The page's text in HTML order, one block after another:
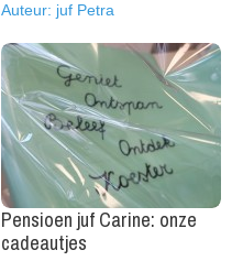
Auteur: juf Petra
Pensioen juf Carine: onze
cadeautjes